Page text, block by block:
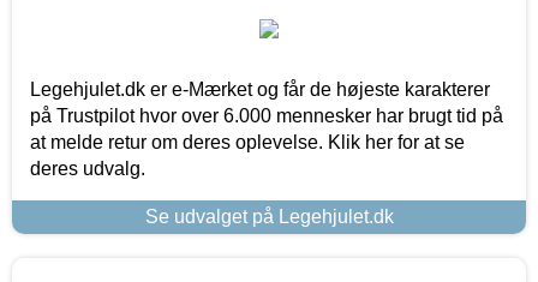
Legehjulet.dk er e-Mærket og får de højeste karakterer
på Trustpilot hvor over 6.000 mennesker har brugt tid på
at melde retur om deres oplevelse. Klik her for at se
deres udvalg.
Se udvalget på Legehjulet.dk